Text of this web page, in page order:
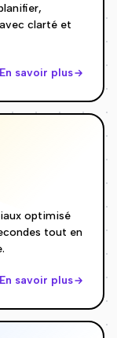
clarté et
En savoir plus
optimisé
tout en
En savoir plus